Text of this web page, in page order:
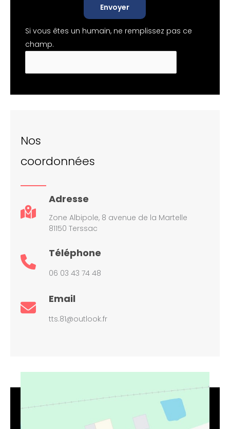
Envoyer
Si vous êtes un humain, ne remplissez pas ce
champ.
Nos
coordonnées
Adresse
Zone Albipole, 8 avenue de la Martelle
81150 Terssac
Téléphone
06 03 43 74 48
Email
tts.81@outlook.fr